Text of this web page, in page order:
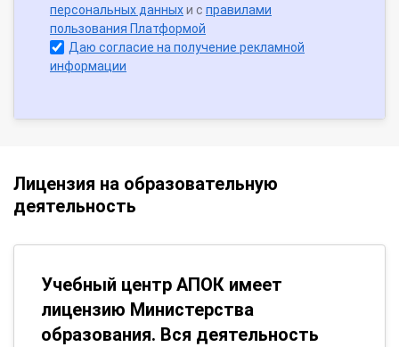
персональных данныхи с правилами
пользования Платформой
Даю согласие на получение рекламной
информации
Лицензия на образовательную
деятельность
Учебный центр АПОК имеет
лицензию Министерства
образования. Вся деятельность